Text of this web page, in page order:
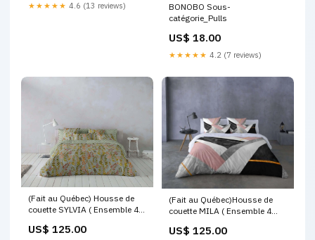
★★★★★ 4.6 (13 reviews)
BONOBO Sous-
catégorie_Pulls
US$ 18.00
★★★★★ 4.2 (7 reviews)
(Fait au Québec) Housse de
couette SYLVIA ( Ensemble 4
US$ 125.00
(Fait au Québec)Housse de
couette MILA ( Ensemble 4
US$ 125.00